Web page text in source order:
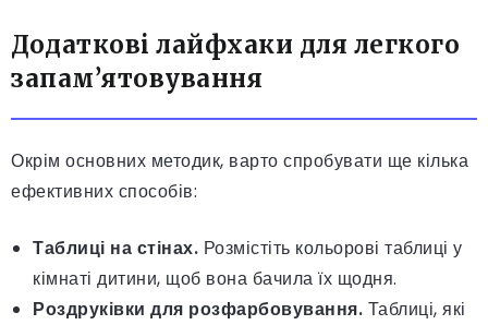
Додаткові лайфхаки для легкого
запам’ятовування
Окрім основних методик, варто спробувати ще кілька
ефективних способів:
Таблиці на стінах. Розмістіть кольорові таблиці у
кімнаті дитини, щоб вона бачила їх щодня.
Роздруківки для розфарбовування. Таблиці, які